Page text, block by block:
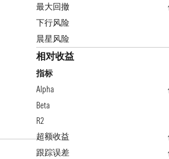
最大回撤
下行风险
晨星风险
相对收益
指标
Alpha
Beta
R2
超额收益
跟踪误差